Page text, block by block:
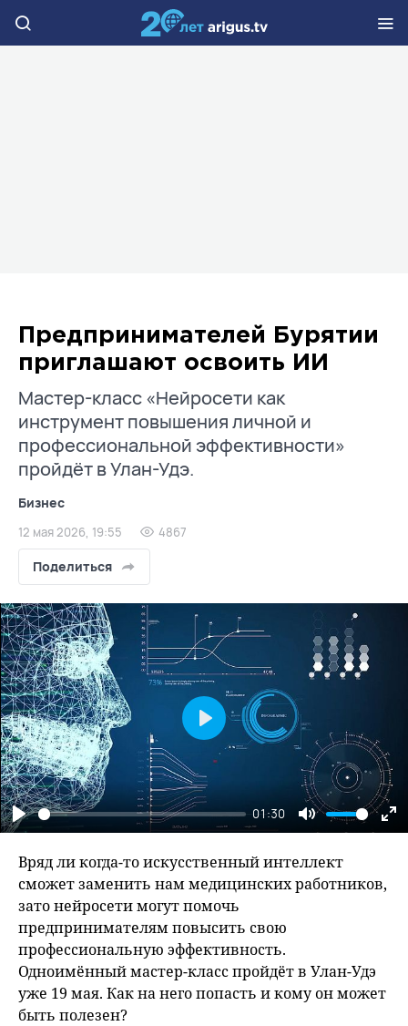
Предпринимателей Бурятии
приглашают освоить ИИ
Мастер-класс «Нейросети как
инструмент повышения личной и
профессиональной эффективности»
пройдёт в Улан-Удэ.
Бизнес
12 мая 2026, 19:55 4867
Поделиться
Play
01:30
Mute
Play
Вряд ли когда-то искусственный интеллект
сможет заменить нам медицинских работников,
зато нейросети могут помочь
предпринимателям повысить свою
профессиональную эффективность.
Одноимённый мастер-класс пройдёт в Улан-Удэ
уже 19 мая. Как на него попасть и кому он может
быть полезен?